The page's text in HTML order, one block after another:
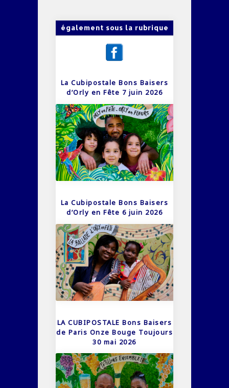
également sous la rubrique
La Cubipostale Bons Baisers
d’Orly en Fête 7 juin 2026
La Cubipostale Bons Baisers
d’Orly en Fête 6 juin 2026
LA CUBIPOSTALE Bons Baisers
de Paris Onze Bouge Toujours
30 mai 2026